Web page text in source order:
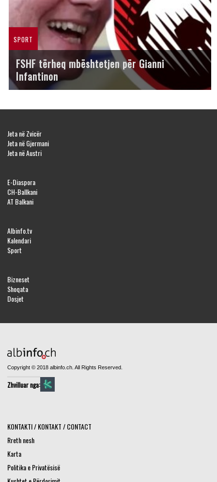
SPORT
FSHF tërheq mbështetjen për Gianni
Infantinon
Jeta në Zvicër
Jeta në Gjermani
Jeta në Austri
E-Diaspora
CH-Ballkani
AT Balkani
Albinfo.tv
Kalendari
Sport
Bizneset
Shoqata
Dosjet
Copyright © 2018 albinfo.ch. All Rights Reserved.
Zhvilluar nga:
KONTAKTI / KONTAKT / CONTACT
Rreth nesh
Karta
Politika e Privatësisë